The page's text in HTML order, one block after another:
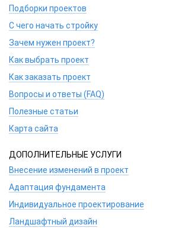
Подборки проектов
С чего начать стройку
Зачем нужен проект?
Как выбрать проект
Как заказать проект
Вопросы и ответы (FAQ)
Полезные статьи
Карта сайта
ДОПОЛНИТЕЛЬНЫЕ УСЛУГИ
Внесение изменений в проект
Адаптация фундамента
Индивидуальное проектирование
Ландшафтный дизайн